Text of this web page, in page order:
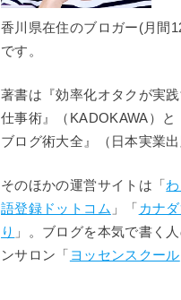
香川県在住のブロガー(月間
です。
著書は『効率化オタクが実
仕事術』（KADOKAWA）と
ブログ術大全』（日本実業出
そのほかの運営サイトは「
語登録ドットコム 」「 カナ
り 」。ブログを本気で書く
ンサロン「 ヨッセンスクール